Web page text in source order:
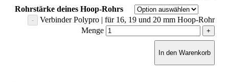
Rohrstärke deines Hoop-Rohrs
Verbinder Polypro | für 16, 19 und 20 mm Hoop-Rohr
Menge
In den Warenkorb